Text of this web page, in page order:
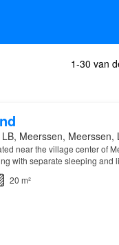
1-30 van
Meerssen, Meerssen,
near the village center of
with separate sleeping
20 m²